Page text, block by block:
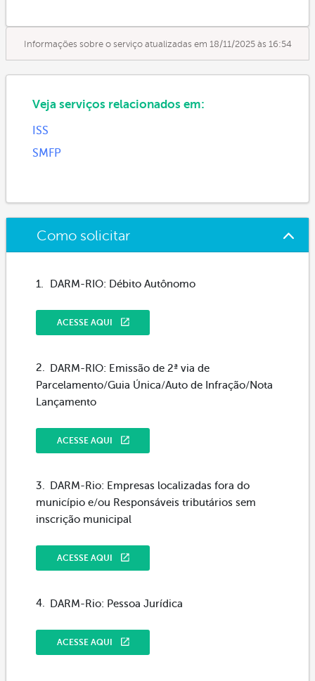
Informações sobre o serviço atualizadas em 18/11/2025 às 16:54
Veja serviços relacionados em:
ISS
SMFP
Como solicitar
DARM-RIO: Débito Autônomo
ACESSE AQUI
DARM-RIO: Emissão de 2ª via de
Parcelamento/Guia Única/Auto de Infração/Nota
Lançamento
ACESSE AQUI
DARM-Rio: Empresas localizadas fora do
município e/ou Responsáveis tributários sem
inscrição municipal
ACESSE AQUI
DARM-Rio: Pessoa Jurídica
ACESSE AQUI